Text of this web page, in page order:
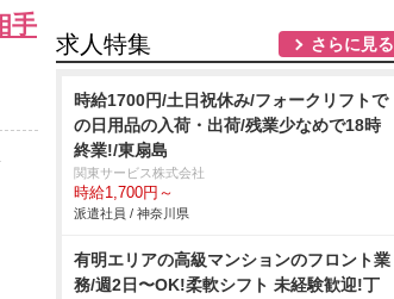
手
求人特集 さらに見る
時給1700円/土日祝休み/フォークリフトで
の日用品の入荷・出荷/残業少なめで18時
終業!/東扇島
関東サービス株式会社
時給1,700円～
派遣社員 / 神奈川県
有明エリアの⾼級マンションのフロント業
務/週2⽇〜OK!柔軟シフト 未経験歓迎!丁